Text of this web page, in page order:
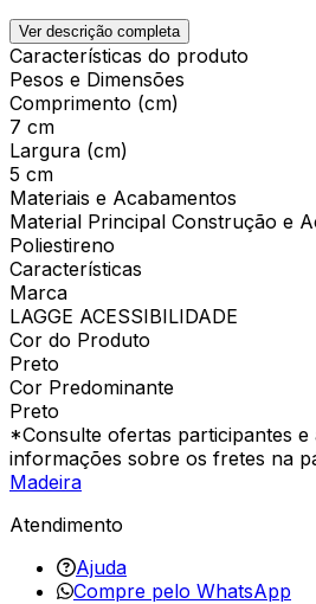
Ver descrição completa
Características do produto
Pesos e Dimensões
Comprimento (cm)
7 cm
Largura (cm)
5 cm
Materiais e Acabamentos
Material Principal Construção e
Poliestireno
Características
Marca
LAGGE ACESSIBILIDADE
Cor do Produto
Preto
Cor Predominante
Preto
*Consulte ofertas participantes e
informações sobre os fretes na
Madeira
Atendimento
Ajuda
Compre pelo WhatsApp